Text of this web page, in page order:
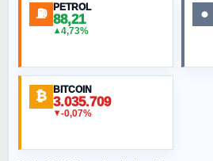
NURETTIN BÖLÜK
ORHAN KILIÇOĞLU
Fahişeye beyinli bir
⛽ PETROL
88,21
▲4,73%
●
₿ BITCOIN
3.035.709
▼-0,07%